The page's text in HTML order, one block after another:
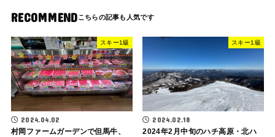
RECOMMEND
スキー1級
2024.04.02
村岡ファームガーデンで但馬牛、
スキー1級
2024.02.18
2024年2月中旬のハチ高原・北ハ